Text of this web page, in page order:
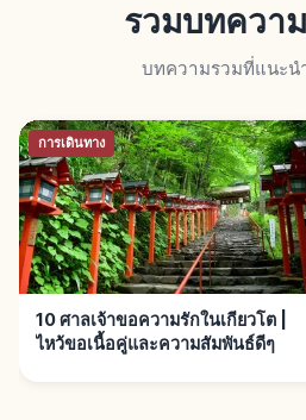
รวมบทควา
บทความรวมที่แนะ
การเดินทาง
10 ศาลเจ้าขอความรักในเกียวโต |
ไหว้ขอเนื้อคู่และความสัมพันธ์ดีๆ